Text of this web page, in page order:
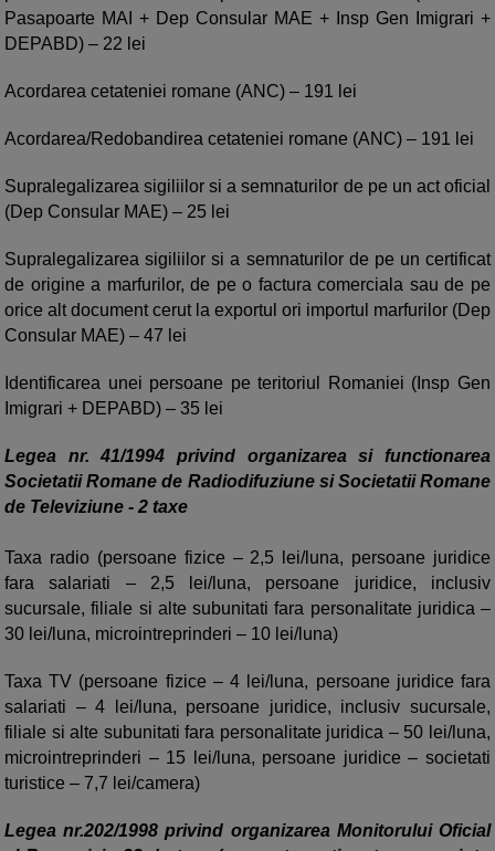
Pasapoarte MAI + Dep Consular MAE + Insp Gen Imigrari +
DEPABD) – 22 lei
Acordarea cetateniei romane (ANC) – 191 lei
Acordarea/Redobandirea cetateniei romane (ANC) – 191 lei
Supralegalizarea sigiliilor si a semnaturilor de pe un act oficial
(Dep Consular MAE) – 25 lei
Supralegalizarea sigiliilor si a semnaturilor de pe un certificat
de origine a marfurilor, de pe o factura comerciala sau de pe
orice alt document cerut la exportul ori importul marfurilor (Dep
Consular MAE) – 47 lei
Identificarea unei persoane pe teritoriul Romaniei (Insp Gen
Imigrari + DEPABD) – 35 lei
Legea nr. 41/1994 privind organizarea si functionarea
Societatii Romane de Radiodifuziune si Societatii Romane
de Televiziune - 2 taxe
Taxa radio (persoane fizice – 2,5 lei/luna, persoane juridice
fara salariati – 2,5 lei/luna, persoane juridice, inclusiv
sucursale, filiale si alte subunitati fara personalitate juridica –
30 lei/luna, microintreprinderi – 10 lei/luna)
Taxa TV (persoane fizice – 4 lei/luna, persoane juridice fara
salariati – 4 lei/luna, persoane juridice, inclusiv sucursale,
filiale si alte subunitati fara personalitate juridica – 50 lei/luna,
microintreprinderi – 15 lei/luna, persoane juridice – societati
turistice – 7,7 lei/camera)
Legea nr.202/1998 privind organizarea Monitorului Oficial